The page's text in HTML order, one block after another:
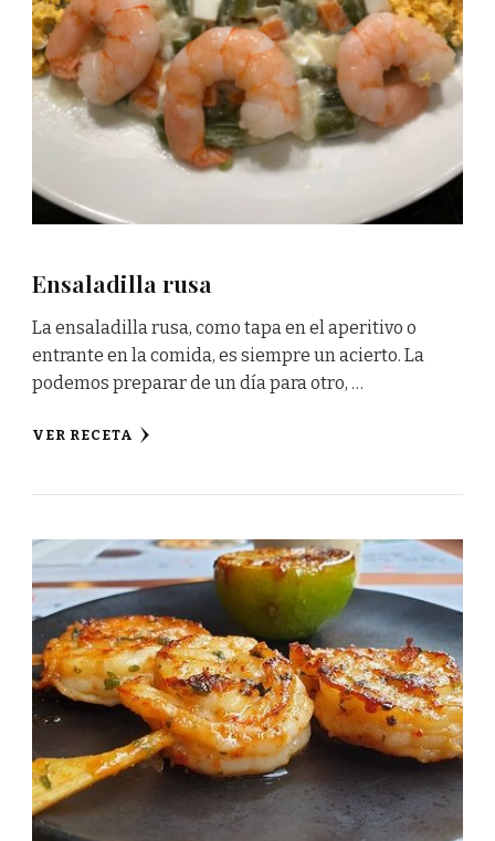
Ensaladilla rusa
La ensaladilla rusa, como tapa en el aperitivo o
entrante en la comida, es siempre un acierto. La
podemos preparar de un día para otro, …
VER RECETA